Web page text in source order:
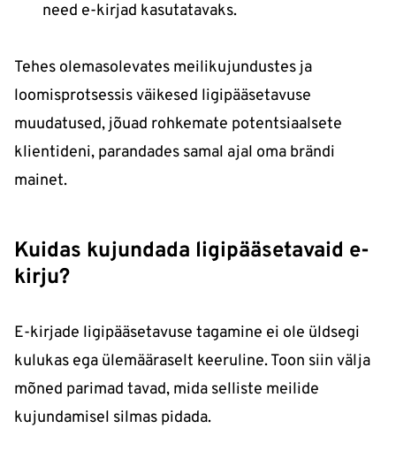
need e-kirjad kasutatavaks.
Tehes olemasolevates meilikujundustes ja
loomisprotsessis väikesed ligipääsetavuse
muudatused, jõuad rohkemate potentsiaalsete
klientideni, parandades samal ajal oma brändi
mainet.
Kuidas kujundada ligipääsetavaid e-
kirju?
E-kirjade ligipääsetavuse tagamine ei ole üldsegi
kulukas ega ülemääraselt keeruline. Toon siin välja
mõned parimad tavad, mida selliste meilide
kujundamisel silmas pidada.